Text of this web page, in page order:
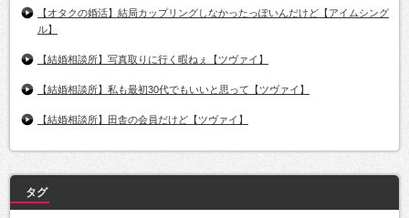
【オタクの婚活】結局カップリングしなかったっぽいんだけど【アイムシング
ル】
【結婚相談所】写真取りに行く暇ねぇ【ツヴァイ】
【結婚相談所】私も最初30代でもいいと思って【ツヴァイ】
【結婚相談所】田舎の会員だけど【ツヴァイ】
タグ